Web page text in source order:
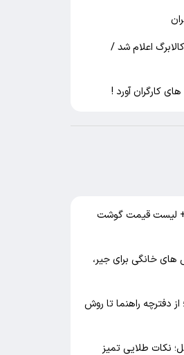
اعلام شد /
کارگران آورد !
لیست قیمت گوشت
های خانگی برای جیر،
دفترچه راهنما تا روش
نکات طلایی تمیز